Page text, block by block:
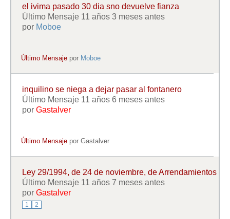
el ivima pasado 30 dia sno devuelve fianza
Último Mensaje 11 años 3 meses antes
por Moboe
Último Mensaje por Moboe
inquilino se niega a dejar pasar al fontanero
Último Mensaje 11 años 6 meses antes
por Gastalver
Último Mensaje porGastalver
Ley 29/1994, de 24 de noviembre, de Arrendamientos
Último Mensaje 11 años 7 meses antes
por Gastalver
1 2